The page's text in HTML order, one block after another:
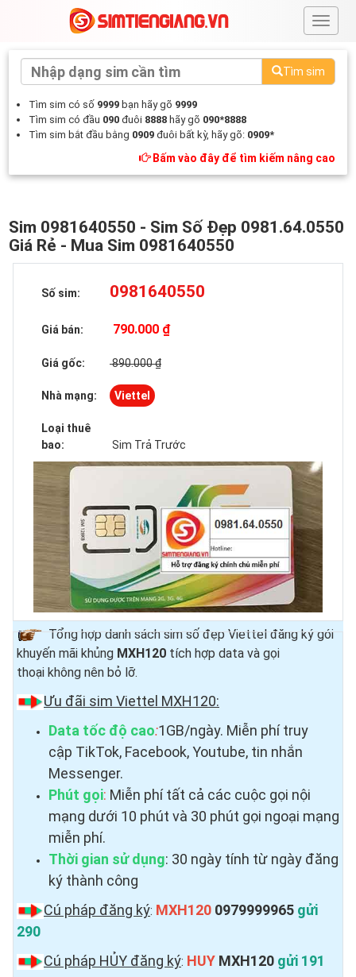
#
Tìm sim
Tìm sim có số 9999 bạn hãy gõ 9999
Tìm sim có đầu 090 đuôi 8888 hãy gõ 090*8888
Tìm sim bắt đầu bằng 0909 đuôi bất kỳ, hãy gõ: 0909*
Bấm vào đây để tìm kiếm nâng cao
Sim 0981640550 - Sim Số Đẹp 0981.64.0550
Giá Rẻ - Mua Sim 0981640550
Số sim: 0981640550
Giá bán: 790.000 ₫
Giá gốc: 890.000 ₫
Nhà mạng: Viettel
Loại thuê
bao:
Sim Trả Trước
Tổng hợp danh sách sim số đẹp Viettel đăng ký gói
khuyến mãi khủng MXH120 tích hợp data và gọi
thoại không nên bỏ lỡ.
Ưu đãi sim Viettel MXH120:
Data tốc độ cao:1GB/ngày. Miễn phí truy
cập TikTok, Facebook, Youtube, tin nhắn
Messenger.
Phút gọi: Miễn phí tất cả các cuộc gọi nội
mạng dưới 10 phút và 30 phút gọi ngoại mạng
miễn phí.
Thời gian sử dụng: 30 ngày tính từ ngày đăng
ký thành công
Cú pháp đăng ký: MXH120 0979999965 gửi
290
Cú pháp HỦY đăng ký: HUY MXH120 gửi 191